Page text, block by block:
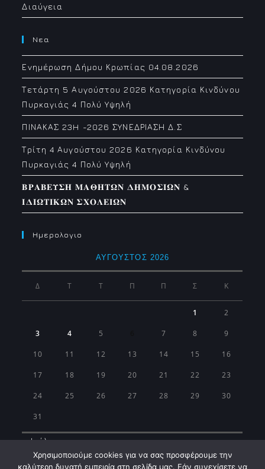
Διαύγεια
Νεα
Ενημέρωση Δήμου Κρωπίας 04.08.2026
Τετάρτη 5 Αυγούστου 2026 Κατηγορία Κινδύνου
Πυρκαγιάς 4 Πολύ Υψηλή
ΠΙΝΑΚΑΣ 23H -2026 ΣΥΝΕΔΡΙΑΣΗ Δ.Σ
Τρίτη 4 Αυγούστου 2026 Κατηγορία Κινδύνου
Πυρκαγιάς 4 Πολύ Υψηλή
𝚩𝚸𝚨𝚩𝚬𝚼𝚺𝚮 𝚳𝚨𝚯𝚮𝚻𝛀𝚴 𝚫𝚮𝚳𝚶𝚺𝚰𝛀𝚴 &
𝚰𝚫𝚰𝛀𝚻𝚰𝚱𝛀𝚴 𝚺𝚾𝚶𝚲𝚬𝚰𝛀𝚴
Ημερολογιο
ΑΎΓΟΥΣΤΟΣ 2026
Δ Τ Τ Π Π Σ Κ
1 2
3 4 5 7 8 9
10 11 12 13 14 15 16
17 18 19 20 21 22 23
24 25 26 27 28 29 30
31
« Ιούλ
Χρησιμοποιούμε cookies για να σας προσφέρουμε την
καλύτερη δυνατή εμπειρία στη σελίδα μας. Εάν συνεχίσετε να